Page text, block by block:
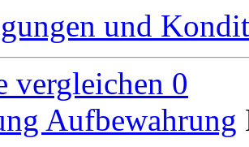
und
vergleichen 0
Aufbewahrung